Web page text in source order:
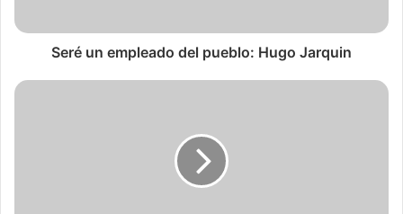
Seré un empleado del pueblo: Hugo Jarquin